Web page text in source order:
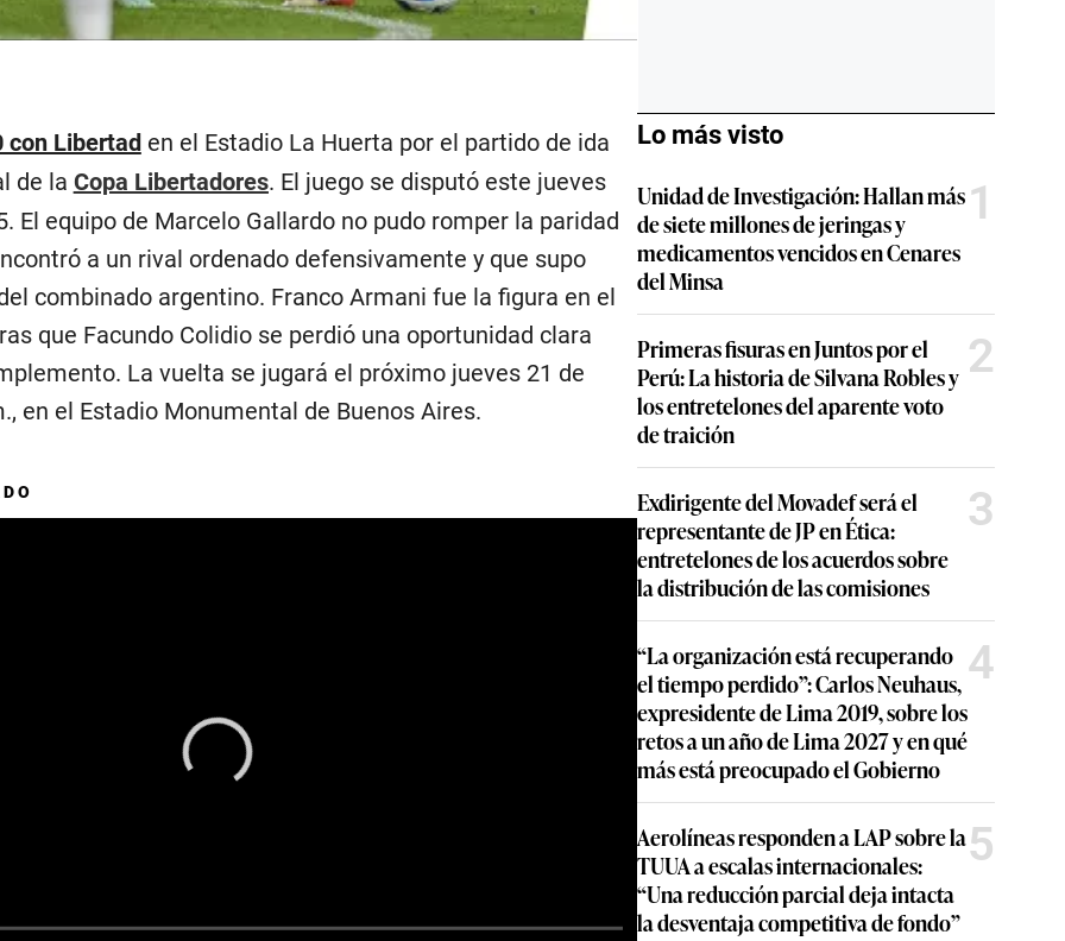
con Libertaden el Estadio La Huerta por el partido de ida
de la Copa Libertadores. El juego se disputó este jueves
El equipo de Marcelo Gallardo no pudo romper la paridad
a un rival ordenado defensivamente y que supo
combinado argentino. Franco Armani fue la figura en el
que Facundo Colidio se perdió una oportunidad clara
La vuelta se jugará el próximo jueves 21 de
en el Estadio Monumental de Buenos Aires.
Lo más visto
Unidad de Investigación: Hallan más
de siete millones de jeringas y
medicamentos vencidos en Cenares
del Minsa
1
Primeras fisuras en Juntos por el
Perú: La historia de Silvana Robles y
los entretelones del aparente voto
de traición
2
Exdirigente del Movadef será el
representante de JP en Ética:
entretelones de los acuerdos sobre
la distribución de las comisiones
3
“La organización está recuperando
el tiempo perdido”: Carlos Neuhaus,
expresidente de Lima 2019, sobre los
retos a un año de Lima 2027 y en qué
más está preocupado el Gobierno
4
Aerolíneas responden a LAP sobre la
TUUA a escalas internacionales:
“Una reducción parcial deja intacta
la desventaja competitiva de fondo”
5